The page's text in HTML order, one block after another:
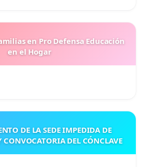
en Pro Defensa Educación
en el Hogar
DE LA SEDE IMPEDIDA DE
CONVOCATORIA DEL CÓNCLAVE